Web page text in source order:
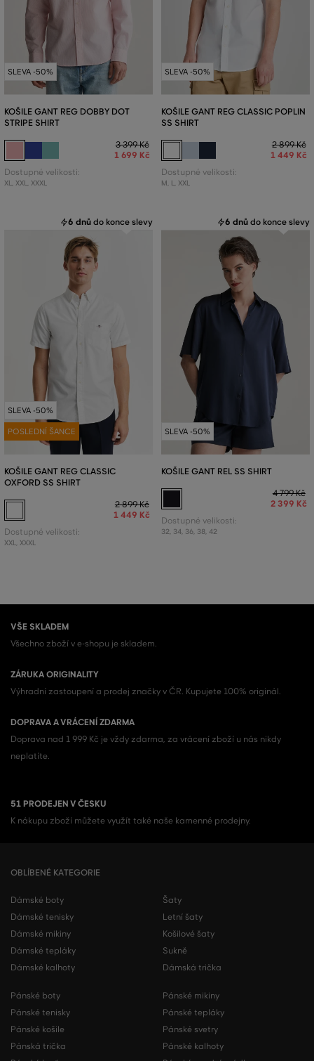
SLEVA -50%
KOŠILE GANT REG DOBBY DOT
STRIPE SHIRT
3 399 Kč
1 699 Kč
Dostupné velikosti:
XL XXL XXXL
SLEVA -50%
KOŠILE GANT REG CLASSIC POPLIN
SS SHIRT
2 899 Kč
1 449 Kč
Dostupné velikosti:
M L XXL
6 dnů do konce slevy
SLEVA -50%
POSLEDNÍ ŠANCE
KOŠILE GANT REG CLASSIC
OXFORD SS SHIRT
2 899 Kč
1 449 Kč
Dostupné velikosti:
XXL, XXXL
6 dnů do konce slevy
SLEVA -50%
KOŠILE GANT REL SS SHIRT
4 799 Kč
2 399 Kč
Dostupné velikosti:
32, 34, 36, 38, 42
VŠE SKLADEM
Všechno zboží v e-shopu je skladem.
ZÁRUKA ORIGINALITY
Výhradní zastoupení a prodej značky v ČR. Kupujete 100% originál.
DOPRAVA A VRÁCENÍ ZDARMA
Doprava nad 1 999 Kč je vždy zdarma, za vrácení zboží u nás nikdy
neplatíte.
51 PRODEJEN V ČESKU
K nákupu zboží můžete využít také naše kamenné prodejny.
OBLÍBENÉ KATEGORIE
Dámské boty
Dámské tenisky
Dámské mikiny
Dámské tepláky
Dámské kalhoty
Šaty
Letní šaty
Košilové šaty
Sukně
Dámská trička
Pánské boty
Pánské tenisky
Pánské košile
Pánská trička
Pánské mikiny
Pánské tepláky
Pánské svetry
Pánské kalhoty